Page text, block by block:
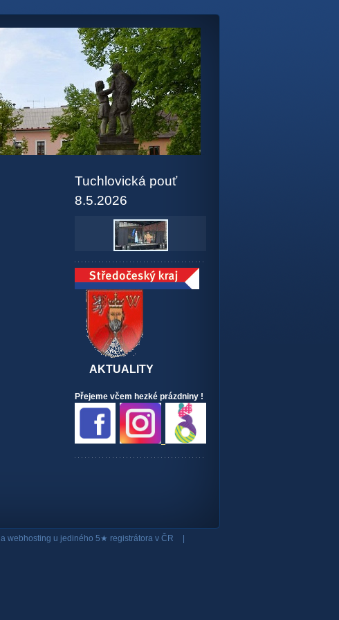
Tuchlovická pouť
8.5.2026
AKTUALITY
Přejeme včem hezké prázdniny !
a webhosting u jediného 5★ registrátora v ČR